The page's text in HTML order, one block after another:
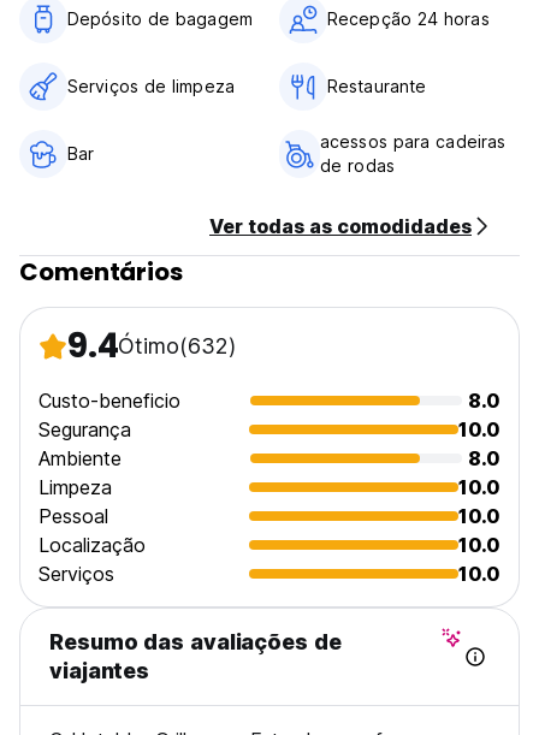
Depósito de bagagem Recepção 24 horas
Serviços de limpeza Restaurante
Bar
acessos para cadeiras
de rodas
Ver todas as comodidades
Comentários
9.4Ótimo(632)
Custo-beneficio
8.0
Segurança
10.0
Ambiente
8.0
Limpeza
10.0
Pessoal
10.0
Localização
10.0
Serviços
10.0
Resumo das avaliações de
viajantes